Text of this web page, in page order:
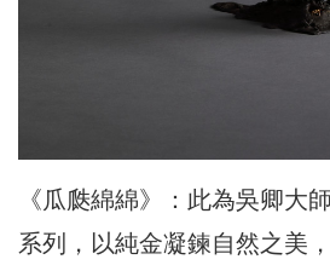
《瓜瓞綿綿》：此為吳卿大
系列，以純金凝鍊自然之美